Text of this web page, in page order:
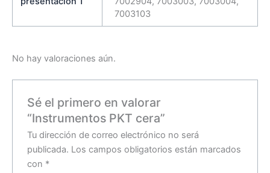
7003103
No hay valoraciones aún.
Sé el primero en valorar
“Instrumentos PKT cera”
Tu dirección de correo electrónico no será
publicada. Los campos obligatorios están marcados
con *